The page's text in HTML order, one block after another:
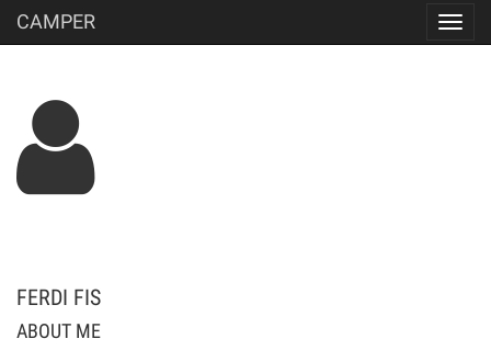
CAMPER
FERDI FIS
ABOUT ME